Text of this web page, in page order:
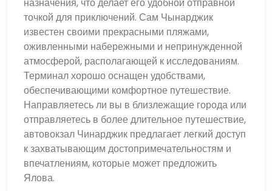
точкой для приключений. Сам Чынарджик
известен своими прекрасными пляжами,
оживленными набережными и непринужденной
атмосферой, располагающей к исследованиям.
Терминал хорошо оснащен удобствами,
обеспечивающими комфортное путешествие.
Направляетесь ли вы в близлежащие города или
отправляетесь в более длительное путешествие,
автовокзал Чинарджик предлагает легкий доступ
к захватывающим достопримечательностям и
впечатлениям, которые может предложить
Ялова.